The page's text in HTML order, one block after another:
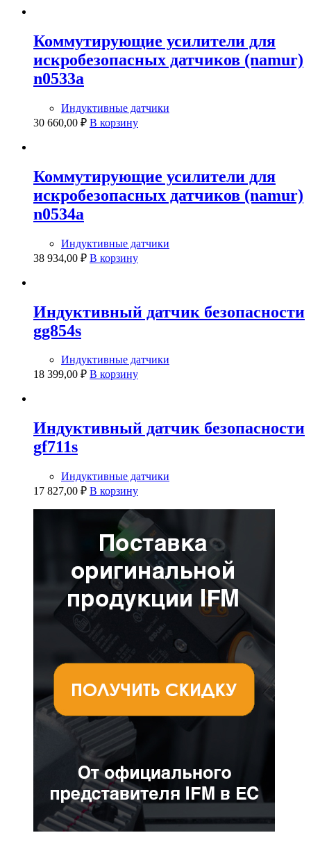
Коммутирующие усилители для
искробезопасных датчиков (namur)
n0533a
Индуктивные датчики
30 660,00 ₽ В корзину
Коммутирующие усилители для
искробезопасных датчиков (namur)
n0534a
Индуктивные датчики
38 934,00 ₽ В корзину
Индуктивный датчик безопасности
gg854s
Индуктивные датчики
18 399,00 ₽ В корзину
Индуктивный датчик безопасности
gf711s
Индуктивные датчики
17 827,00 ₽ В корзину